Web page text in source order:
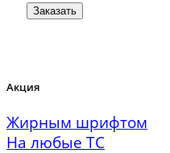
Заказать
Акция
Жирным шрифтом
На любые ТС